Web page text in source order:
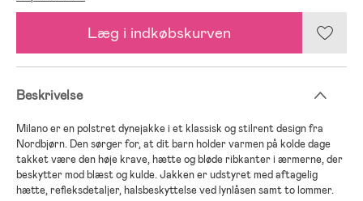
Læg i indkøbskurven
Beskrivelse
Milano er en polstret dynejakke i et klassisk og stilrent design fra
Nordbjørn. Den sørger for, at dit barn holder varmen på kolde dage
takket være den høje krave, hætte og bløde ribkanter i ærmerne, der
beskytter mod blæst og kulde. Jakken er udstyret med aftagelig
hætte, refleksdetaljer, halsbeskyttelse ved lynlåsen samt to lommer.